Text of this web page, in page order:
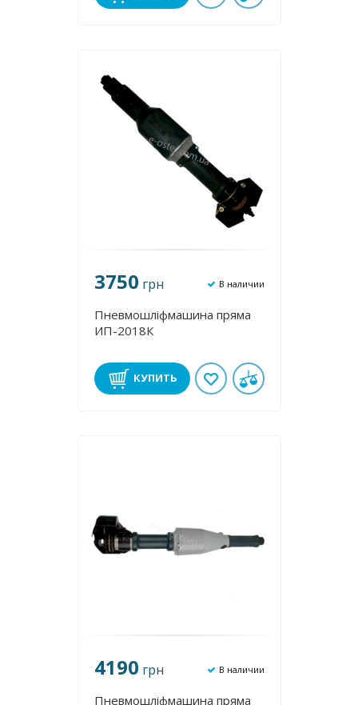
3750 грн В наличии
Пневмошліфмашина пряма
ИП-2018К
КУПИТЬ
4190 грн В наличии
Пневмошліфмашина пряма